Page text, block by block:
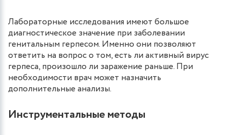
Лабораторные исследования имеют большое
диагностическое значение при заболевании
генитальным герпесом. Именно они позволяют
ответить на вопрос о том, есть ли активный вирус
герпеса, произошло ли заражение раньше. При
необходимости врач может назначить
дополнительные анализы.
Инструментальные методы